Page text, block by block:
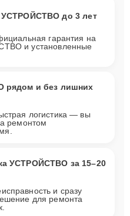
УСТРОЙСТВО до 3 лет
гарантия на
и установленные
и без лишних
логистика — вы
ремонтом
УСТРОЙСТВО за 15–20
и сразу
для ремонта